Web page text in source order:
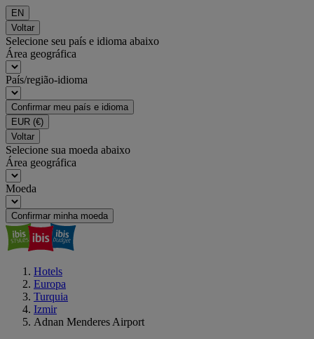
EN
Voltar
Selecione seu país e idioma abaixo
Área geográfica
País/região-idioma
Confirmar meu país e idioma
EUR (€)
Voltar
Selecione sua moeda abaixo
Área geográfica
Moeda
Confirmar minha moeda
Hotels
Europa
Turquia
Izmir
Adnan Menderes Airport